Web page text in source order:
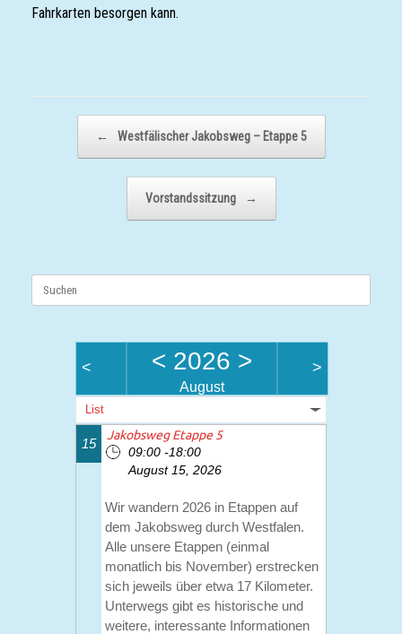
Fahrkarten besorgen kann.
← Westfälischer Jakobsweg – Etappe 5
Vorstandssitzung →
Suchen
< < 2026 >
August
>
List
15
Jakobsweg Etappe 5
09:00 -18:00
August 15, 2026
Wir wandern 2026 in Etappen auf
dem Jakobsweg durch Westfalen.
Alle unsere Etappen (einmal
monatlich bis November) erstrecken
sich jeweils über etwa 17 Kilometer.
Unterwegs gibt es historische und
weitere, interessante Informationen